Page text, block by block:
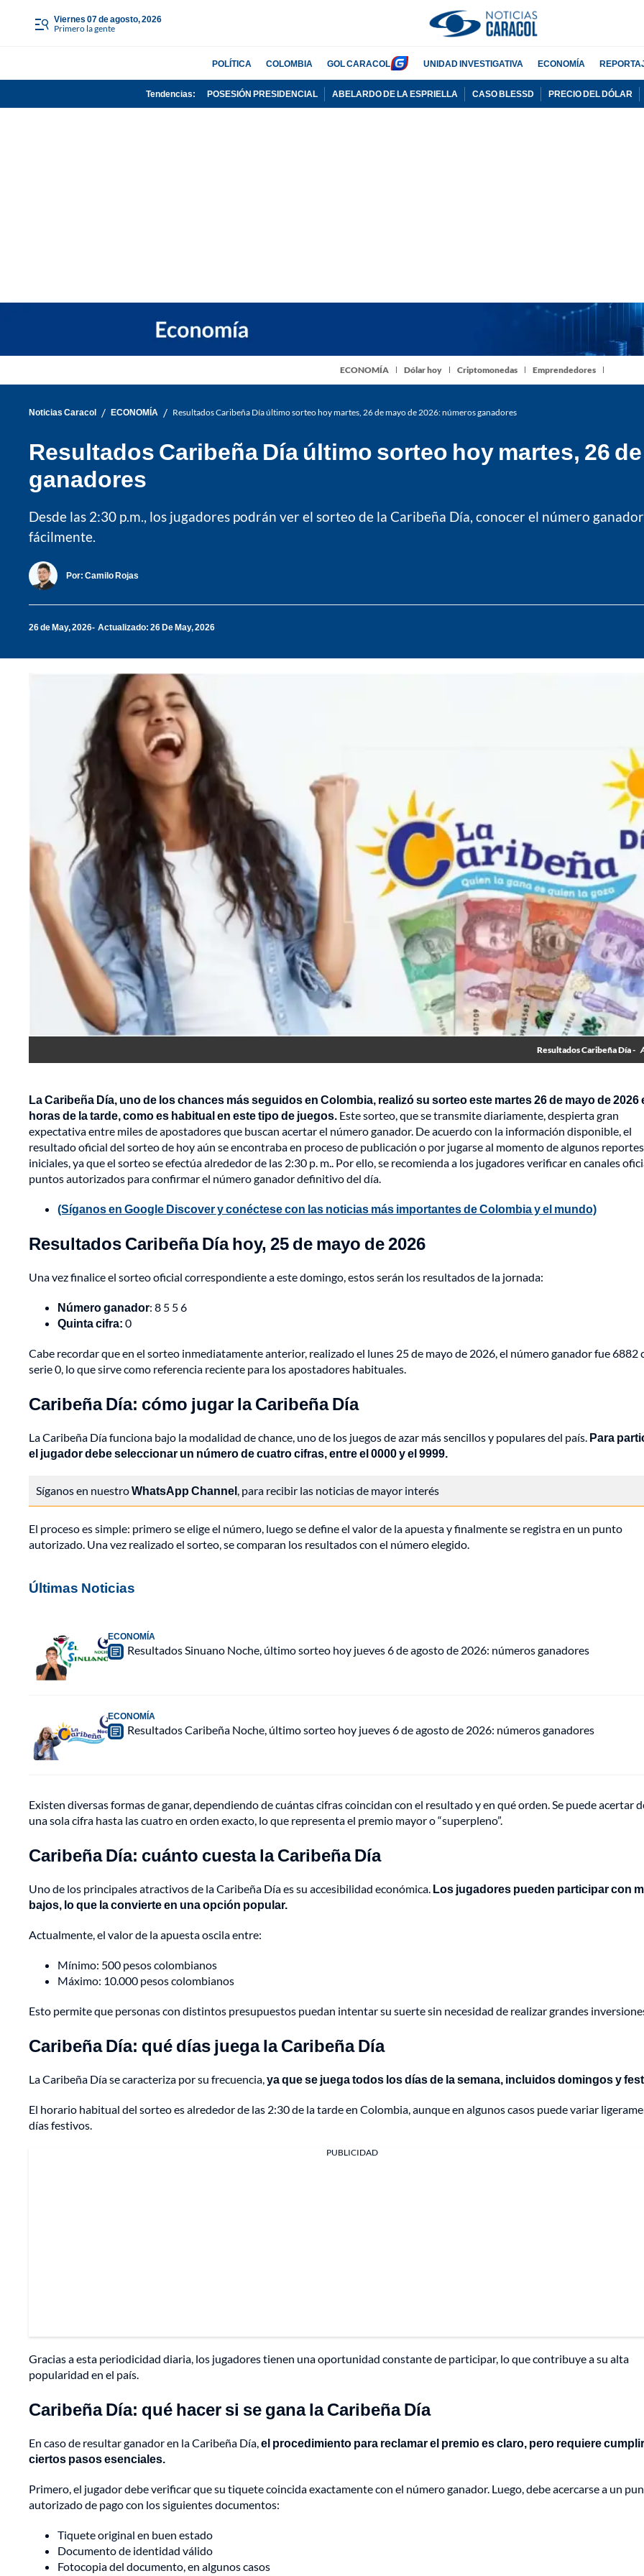
viernes 07 de agosto, 2026
Primero la gente
POLÍTICA COLOMBIA GOL CARACOL UNIDAD INVESTIGATIVA ECONOMÍA
Tendencias: POSESIÓN PRESIDENCIAL ABELARDO DE LA ESPRIELLA CASO BLESSD PRECIO DEL DÓLAR
ECONOMÍA Dólar hoy Criptomonedas Emprendedores
Noticias Caracol / ECONOMÍA / Resultados Caribeña Día último sorteo hoy martes, 26 de mayo de 2026: números ganadores
Resultados Caribeña Día último sorteo hoy martes, 26
ganadores
Desde las 2:30 p.m., los jugadores podrán ver el sorteo de la Caribeña Día, conocer el número
fácilmente.
Por: Camilo Rojas
26 de May, 2026 Actualizado: 26 De May, 2026
Resultados Caribeña Día -
La Caribeña Día, uno de los chances más seguidos en Colombia, realizó su sorteo este martes 26 de mayo de 2026
horas de la tarde, como es habitual en este tipo de juegos. Este sorteo, que se transmite diariamente, despierta gran
expectativa entre miles de apostadores que buscan acertar el número ganador. De acuerdo con la información disponible, el
resultado oficial del sorteo de hoy aún se encontraba en proceso de publicación o por jugarse al momento de algunos reportes
iniciales, ya que el sorteo se efectúa alrededor de las 2:30 p. m.. Por ello, se recomienda a los jugadores verificar en canales
puntos autorizados para confirmar el número ganador definitivo del día.
(Síganos en Google Discover y conéctese con las noticias más importantes de Colombia y el mundo)
Resultados Caribeña Día hoy, 25 de mayo de 2026
Una vez finalice el sorteo oficial correspondiente a este domingo, estos serán los resultados de la jornada:
Número ganador: 8 5 5 6
Quinta cifra: 0
Cabe recordar que en el sorteo inmediatamente anterior, realizado el lunes 25 de mayo de 2026, el número ganador fue 6882
serie 0, lo que sirve como referencia reciente para los apostadores habituales.
Caribeña Día: cómo jugar la Caribeña Día
La Caribeña Día funciona bajo la modalidad de chance, uno de los juegos de azar más sencillos y populares del país. Para
el jugador debe seleccionar un número de cuatro cifras, entre el 0000 y el 9999.
Síganos en nuestroWhatsApp Channel, para recibir las noticias de mayor interés
El proceso es simple: primero se elige el número, luego se define el valor de la apuesta y finalmente se registra en un punto
autorizado. Una vez realizado el sorteo, se comparan los resultados con el número elegido.
Últimas Noticias
ECONOMÍA
Resultados Sinuano Noche, último sorteo hoy jueves 6 de agosto de 2026: números ganadores
ECONOMÍA
Resultados Caribeña Noche, último sorteo hoy jueves 6 de agosto de 2026: números ganadores
Existen diversas formas de ganar, dependiendo de cuántas cifras coincidan con el resultado y en qué orden. Se puede acertar
una sola cifra hasta las cuatro en orden exacto, lo que representa el premio mayor o “superpleno”.
Caribeña Día: cuánto cuesta la Caribeña Día
Uno de los principales atractivos de la Caribeña Día es su accesibilidad económica. Los jugadores pueden participar con
bajos, lo que la convierte en una opción popular.
Actualmente, el valor de la apuesta oscila entre:
Mínimo: 500 pesos colombianos
Máximo: 10.000 pesos colombianos
Esto permite que personas con distintos presupuestos puedan intentar su suerte sin necesidad de realizar grandes
Caribeña Día: qué días juega la Caribeña Día
La Caribeña Día se caracteriza por su frecuencia,ya que se juega todos los días de la semana, incluidos domingos y
El horario habitual del sorteo es alrededor de las 2:30 de la tarde en Colombia, aunque en algunos casos puede variar
días festivos.
PUBLICIDAD
Gracias a esta periodicidad diaria, los jugadores tienen una oportunidad constante de participar, lo que contribuye a su alta
popularidad en el país.
Caribeña Día: qué hacer si se gana la Caribeña Día
En caso de resultar ganador en la Caribeña Día,el procedimiento para reclamar el premio es claro, pero requiere cumplir
ciertos pasos esenciales.
Primero, el jugador debe verificar que su tiquete coincida exactamente con el número ganador. Luego, debe acercarse a un
autorizado de pago con los siguientes documentos:
Tiquete original en buen estado
Documento de identidad válido
Fotocopia del documento, en algunos casos